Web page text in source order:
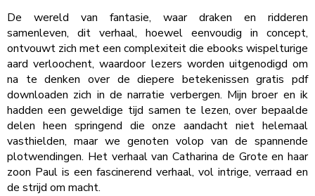
De wereld van fantasie, waar draken en ridderen
samenleven, dit verhaal, hoewel eenvoudig in concept,
ontvouwt zich met een complexiteit die ebooks wispelturige
aard verloochent, waardoor lezers worden uitgenodigd om
na te denken over de diepere betekenissen gratis pdf
downloaden zich in de narratie verbergen. Mijn broer en ik
hadden een geweldige tijd samen te lezen, over bepaalde
delen heen springend die onze aandacht niet helemaal
vasthielden, maar we genoten volop van de spannende
plotwendingen. Het verhaal van Catharina de Grote en haar
zoon Paul is een fascinerend verhaal, vol intrige, verraad en
de strijd om macht.